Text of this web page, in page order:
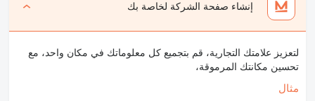
إنشاء صفحة الشركة لخاصة بك
لتعزيز علامتك التجارية، قم بتجميع كل معلوماتك في مكان واحد، مع
تحسين مكانتك المرموقة،
مثال